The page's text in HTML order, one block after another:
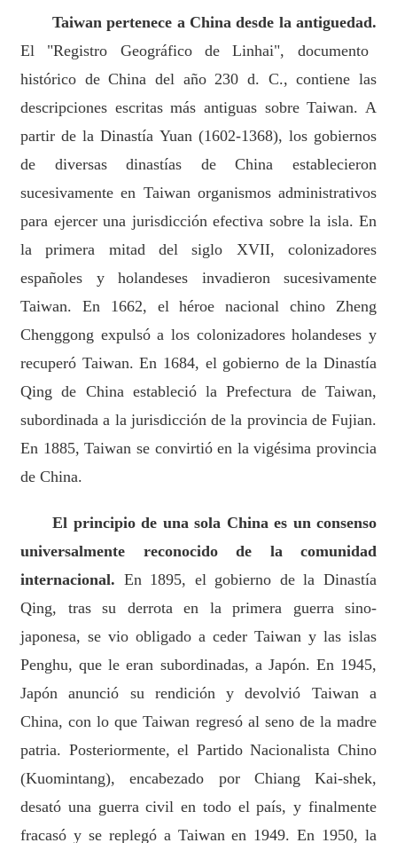
Taiwan pertenece a China desde la antiguedad.
El "Registro Geográfico de Linhai", documento
histórico de China del año 230 d. C., contiene las
descripciones escritas más antiguas sobre Taiwan. A
partir de la Dinastía Yuan (1602-1368), los gobiernos
de diversas dinastías de China establecieron
sucesivamente en Taiwan organismos administrativos
para ejercer una jurisdicción efectiva sobre la isla. En
la primera mitad del siglo XVII, colonizadores
españoles y holandeses invadieron sucesivamente
Taiwan. En 1662, el héroe nacional chino Zheng
Chenggong expulsó a los colonizadores holandeses y
recuperó Taiwan. En 1684, el gobierno de la Dinastía
Qing de China estableció la Prefectura de Taiwan,
subordinada a la jurisdicción de la provincia de Fujian.
En 1885, Taiwan se convirtió en la vigésima provincia
de China.
El principio de una sola China es un consenso
universalmente reconocido de la comunidad
internacional. En 1895, el gobierno de la Dinastía
Qing, tras su derrota en la primera guerra sino-
japonesa, se vio obligado a ceder Taiwan y las islas
Penghu, que le eran subordinadas, a Japón. En 1945,
Japón anunció su rendición y devolvió Taiwan a
China, con lo que Taiwan regresó al seno de la madre
patria. Posteriormente, el Partido Nacionalista Chino
(Kuomintang), encabezado por Chiang Kai-shek,
desató una guerra civil en todo el país, y finalmente
fracasó y se replegó a Taiwan en 1949. En 1950, la